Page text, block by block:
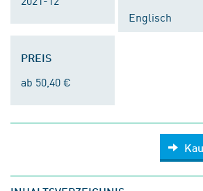
Englisch
PREIS
ab 50,40 €